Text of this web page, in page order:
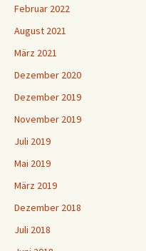
Februar 2022
August 2021
März 2021
Dezember 2020
Dezember 2019
November 2019
Juli 2019
Mai 2019
März 2019
Dezember 2018
Juli 2018